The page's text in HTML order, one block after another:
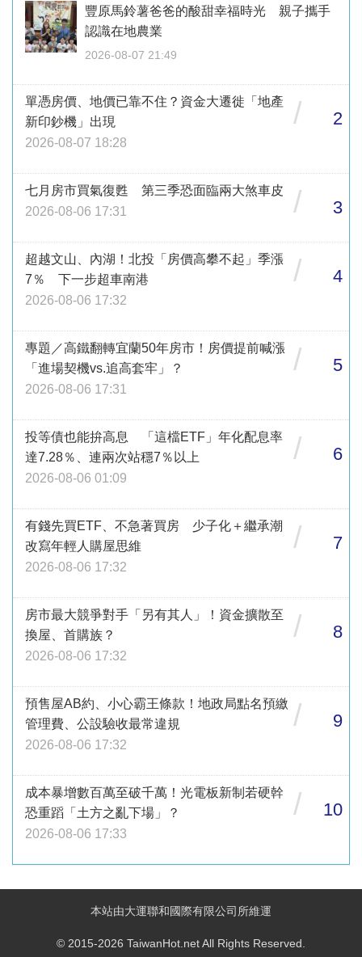
豐原馬鈴薯爸爸的酸甜幸福時光 親子攜手
認識在地農業
2026-08-07 21:49
單憑房價、地價已靠不住？資金大遷徙「地產
新印鈔機」出現
2026-08-07 18:28
/ 2
七月房市買氣復甦 第三季恐面臨兩大煞車皮
2026-08-06 17:31
/ 3
超越文山、內湖！北投「房價高攀不起」季漲
7％ 下一步超車南港
2026-08-06 17:32
/ 4
專題／高鐵翻轉宜蘭50年房市！房價提前喊漲
「進場契機vs.追高套牢」？
2026-08-06 17:31
/ 5
投等債也能拚高息 「這檔ETF」年化配息率
達7.28％、連兩次站穩7％以上
2026-08-06 01:09
/ 6
有錢先買ETF、不急著買房 少子化＋繼承潮
改寫年輕人購屋思維
2026-08-06 17:32
/ 7
房市最大競爭對手「另有其人」！資金擴散至
換屋、首購族？
2026-08-06 17:32
/ 8
預售屋AB約、小心霸王條款！地政局點名預繳
管理費、公設驗收最常違規
2026-08-06 17:32
/ 9
成本暴增數百萬至破千萬！光電板新制若硬幹
恐重蹈「土方之亂下場」？
2026-08-06 17:33
/ 10
本站由大運聯和國際有限公司所維運
© 2015-2026 TaiwanHot.net All Rights Reserved.